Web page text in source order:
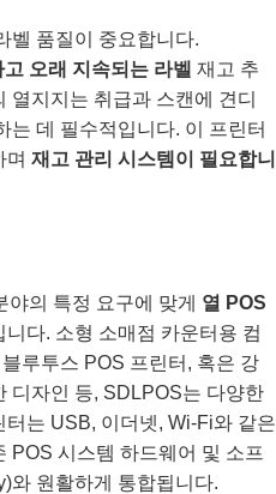
벨 품질이 중요합니다.
오래 지속되는 라벨 재고 추
열지지는 취급과 스캔에 견디
는 데 필수적입니다. 이 프린터
며 재고 관리 시스템이 필요합니
의 특정 요구에 맞게 열 POS
니다. 소형 소매점 카운터용 컴
루투스 POS 프린터, 혹은 강
디자인 등, SDLPOS는 다양한
는 USB, 이더넷, Wi-Fi와 같은
POS 시스템 하드웨어 및 소프
와 원활하게 통합됩니다.